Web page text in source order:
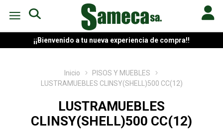
¡¡Bienvenido a tu nueva experiencia de compra!!
Inicio
PISOS Y MUEBLES
LUSTRAMUEBLES CLINSY(SHELL)500 CC(12)
LUSTRAMUEBLES
CLINSY(SHELL)500 CC(12)